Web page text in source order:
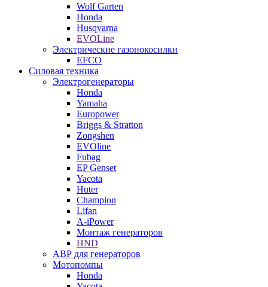
Wolf Garten
Honda
Husqvarna
EVOLine
Электрические газонокосилки
EFCO
Силовая техника
Электрогенераторы
Honda
Yamaha
Europower
Briggs & Stratton
Zongshen
EVOline
Fubag
EP Genset
Yacota
Huter
Champion
Lifan
A-iPower
Монтаж генераторов
HND
АВР для генераторов
Мотопомпы
Honda